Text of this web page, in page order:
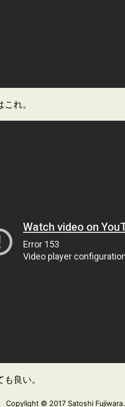
れ。
良い。
Copylight © 2017 Satoshi Fujiwara.